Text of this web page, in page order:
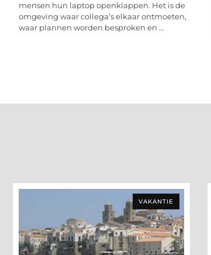
mensen hun laptop openklappen. Het is de
omgeving waar collega’s elkaar ontmoeten,
waar plannen worden besproken en ...
VAKANTIE